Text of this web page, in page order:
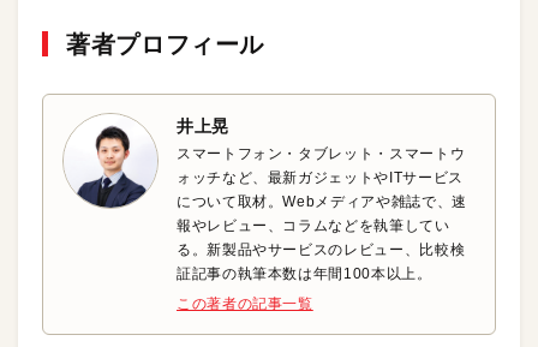
著者プロフィール
井上晃
スマートフォン・タブレット・スマートウ
ォッチなど、最新ガジェットやITサービス
について取材。Webメディアや雑誌で、速
報やレビュー、コラムなどを執筆してい
る。新製品やサービスのレビュー、比較検
証記事の執筆本数は年間100本以上。
この著者の記事一覧